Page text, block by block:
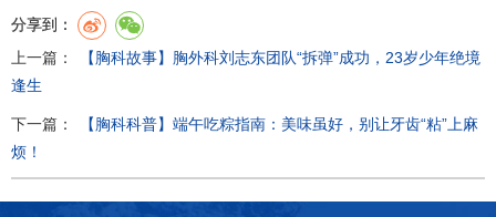
分享到：
上一篇：
【胸科故事】胸外科刘志东团队“拆弹”成功，23岁少年绝境
逢生
下一篇：
【胸科科普】端午吃粽指南：美味虽好，别让牙齿“粘”上麻
烦！